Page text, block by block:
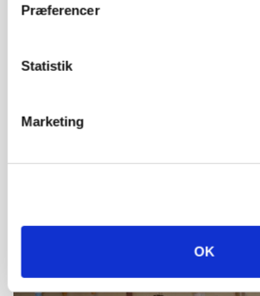
Præferencer
Statistik
Marketing
OK
presser markedet